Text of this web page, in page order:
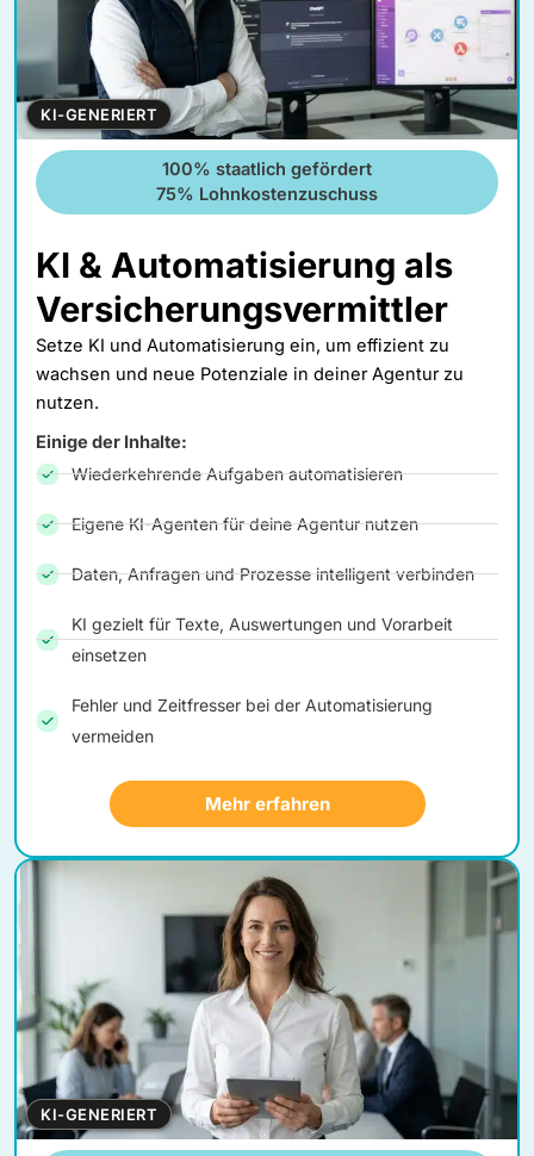
KI-GENERIERT
100% staatlich gefördert
75% Lohnkostenzuschuss
KI & Automatisierung als
Versicherungsvermittler
Setze KI und Automatisierung ein, um effizient zu
wachsen und neue Potenziale in deiner Agentur zu
nutzen.
Einige der Inhalte:
Wiederkehrende Aufgaben automatisieren
Eigene KI-Agenten für deine Agentur nutzen
Daten, Anfragen und Prozesse intelligent verbinden
KI gezielt für Texte, Auswertungen und Vorarbeit
einsetzen
Fehler und Zeitfresser bei der Automatisierung
vermeiden
Mehr erfahren
KI-GENERIERT